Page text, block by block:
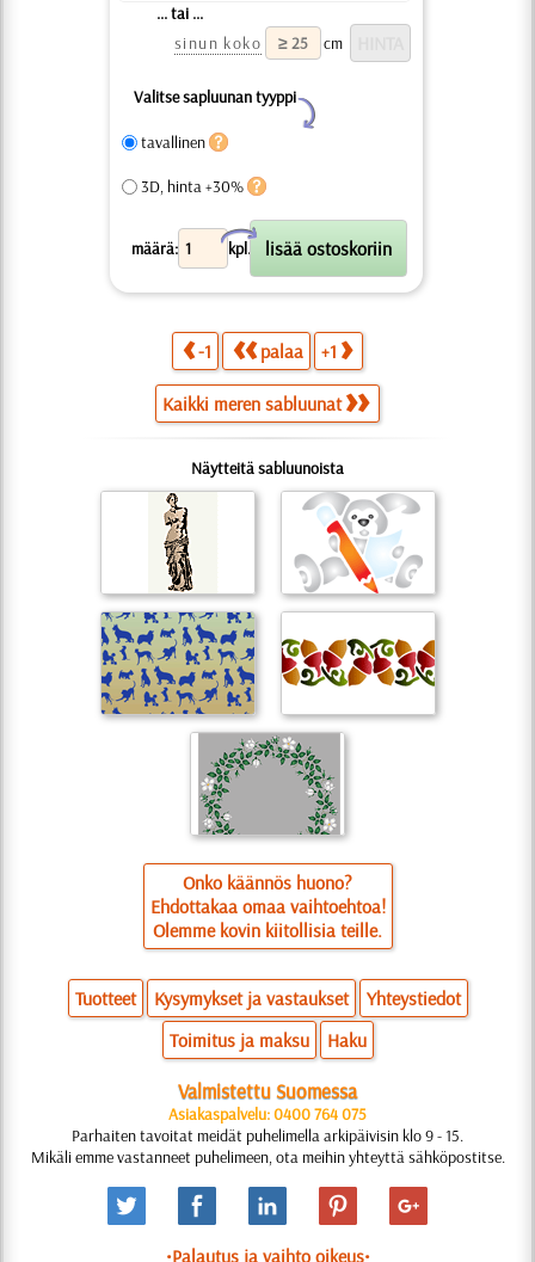
... tai ...
sinun koko
cm
Valitse sapluunan tyyppi
Y
tavallinen
3D, hinta +30%
määrä: kpl.
X
-1 palaa +1
Kaikki meren sabluunat
Näytteitä sabluunoista
Onko käännös huono?
Ehdottakaa omaa vaihtoehtoa!
Olemme kovin kiitollisia teille.
Tuotteet Kysymykset ja vastaukset
Yhteystiedot
Toimitus ja maksu
Haku
Valmistettu Suomessa
Asiakaspalvelu: 0400 764 075
Parhaiten tavoitat meidät puhelimella arkipäivisin klo 9 - 15.
Mikäli emme vastanneet puhelimeen, ota meihin yhteyttä sähköpostitse.
•Palautus ja vaihto oikeus•